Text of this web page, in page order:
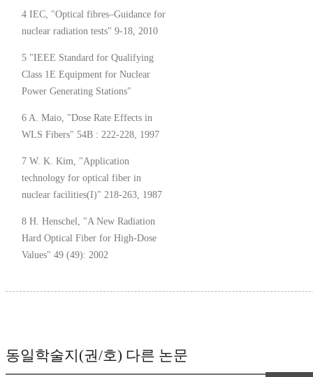
4 IEC, "Optical fibres–Guidance for
nuclear radiation tests" 9-18, 2010
5 "IEEE Standard for Qualifying
Class 1E Equipment for Nuclear
Power Generating Stations"
6 A. Maio, "Dose Rate Effects in
WLS Fibers" 54B : 222-228, 1997
7 W. K. Kim, "Application
technology for optical fiber in
nuclear facilities(I)" 218-263, 1987
8 H. Henschel, "A New Radiation
Hard Optical Fiber for High-Dose
Values" 49 (49): 2002
동일학술지(권/호) 다른 논문